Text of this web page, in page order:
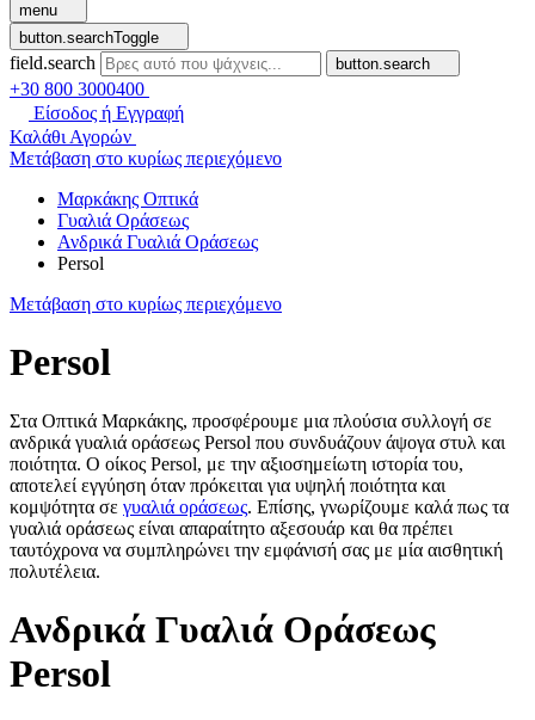
menu
button.searchToggle
field.search button.search
+30 800 3000400
Είσοδος ή Εγγραφή
Καλάθι Αγορών
Μετάβαση στο κυρίως περιεχόμενο
Μαρκάκης Οπτικά
Γυαλιά Οράσεως
Ανδρικά Γυαλιά Οράσεως
Persol
Μετάβαση στο κυρίως περιεχόμενο
Persol
Στα Οπτικά Μαρκάκης, προσφέρουμε μια πλούσια συλλογή σε
ανδρικά γυαλιά οράσεως Persol που συνδυάζουν άψογα στυλ και
ποιότητα. Ο οίκος Persol, με την αξιοσημείωτη ιστορία του,
αποτελεί εγγύηση όταν πρόκειται για υψηλή ποιότητα και
κομψότητα σε γυαλιά οράσεως. Επίσης, γνωρίζουμε καλά πως τα
γυαλιά οράσεως είναι απαραίτητο αξεσουάρ και θα πρέπει
ταυτόχρονα να συμπληρώνει την εμφάνισή σας με μία αισθητική
πολυτέλεια.
Ανδρικά Γυαλιά Οράσεως
Persol